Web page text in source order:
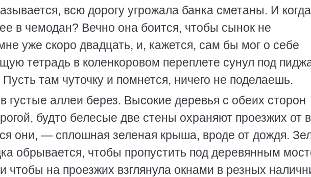
всю дорогу угрожала банка сметаны. И когда
в чемодан? Вечно она боится, чтобы сынок не
уже скоро двадцать, и, кажется, сам бы мог о себе
тетрадь в коленкоровом переплете сунул под
там чуточку и помнется, ничего не поделаешь.
густые аллеи берез. Высокие деревья с обеих сторон
будто белесые две стены охраняют проезжих от
они, — сплошная зеленая крыша, вроде от дождя.
обрывается, чтобы пропустить под деревянным
чтобы на проезжих взглянула окнами в резных